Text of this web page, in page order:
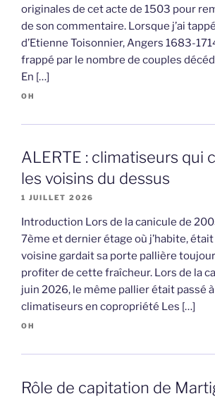
originales de cet acte de 1503 pour
de son commentaire. Lorsque j’ai
d’Etienne Toisonnier, Angers 1683-
frappé par le nombre de couples
En […]
OH
ALERTE : climatiseurs qui
les voisins du dessus
1 JUILLET 2026
Introduction Lors de la canicule de
7ème et dernier étage où j’habite,
voisine gardait sa porte pallière
profiter de cette fraîcheur. Lors de la
juin 2026, le même pallier était passé
climatiseurs en copropriété Les […]
OH
Rôle de capitation de